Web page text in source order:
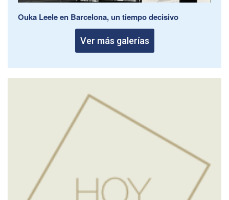
Ouka Leele en Barcelona, un tiempo decisivo
Ver más galerías